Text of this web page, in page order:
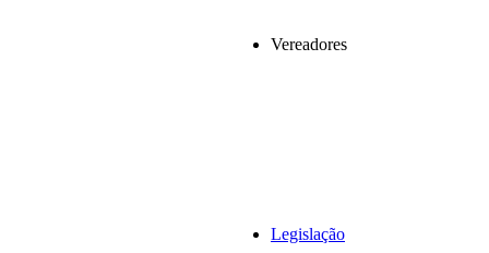
Vereadores
Legislação